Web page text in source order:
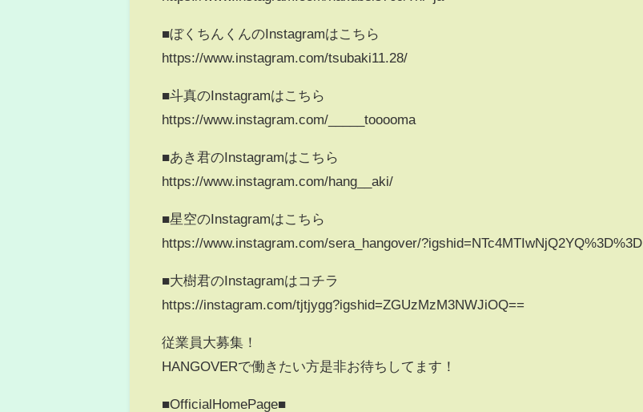
■ぼくちんくんのInstagramはこちら
https://www.instagram.com/tsubaki11.28/
■斗真のInstagramはこちら
https://www.instagram.com/_____tooooma
■あき君のInstagramはこちら
https://www.instagram.com/hang__aki/
■星空のInstagramはこちら
https://www.instagram.com/sera_hangover/?igshid=NTc4MTIwNjQ2YQ%3D%3D
■大樹君のInstagramはコチラ
https://instagram.com/tjtjygg?igshid=ZGUzMzM3NWJiOQ==
従業員大募集！
HANGOVERで働きたい方是非お待ちしてます！
■OfficialHomePage■